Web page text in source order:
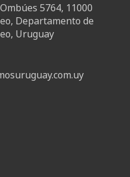
5764, 11000
Departamento de
Uruguay